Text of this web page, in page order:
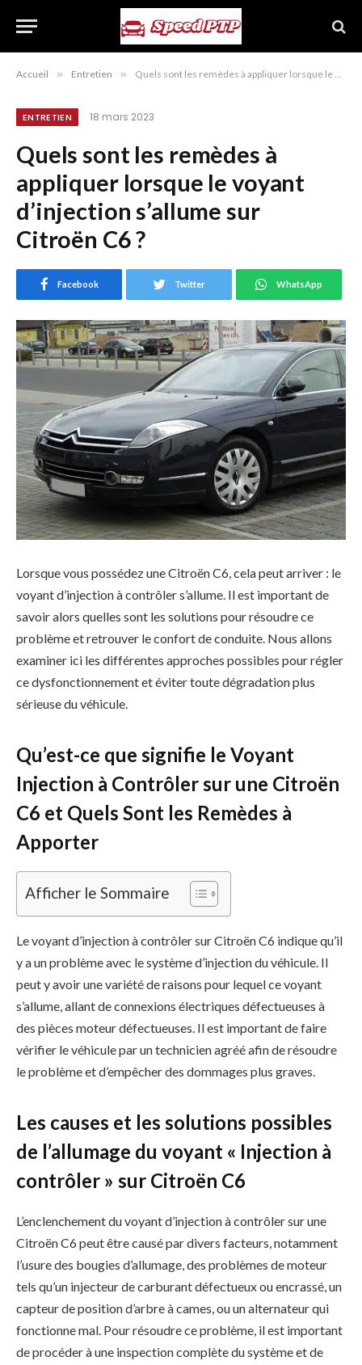
Accueil » Entretien » Quels sont les remèdes à appliquer lorsque le voyant d’injection s’allume sur Citroën C6 ?
ENTRETIEN 18 mars 2023
Quels sont les remèdes à
appliquer lorsque le voyant
d’injection s’allume sur
Citroën C6 ?
Facebook Twitter WhatsApp
Lorsque vous possédez une Citroën C6, cela peut arriver : le
voyant d’injection à contrôler s’allume. Il est important de
savoir alors quelles sont les solutions pour résoudre ce
problème et retrouver le confort de conduite. Nous allons
examiner ici les différentes approches possibles pour régler
ce dysfonctionnement et éviter toute dégradation plus
sérieuse du véhicule.
Qu’est-ce que signifie le Voyant
Injection à Contrôler sur une Citroën
C6 et Quels Sont les Remèdes à
Apporter
Afficher le Sommaire
Le voyant d’injection à contrôler sur Citroën C6 indique qu’il
y a un problème avec le système d’injection du véhicule. Il
peut y avoir une variété de raisons pour lequel ce voyant
s’allume, allant de connexions électriques défectueuses à
des pièces moteur défectueuses. Il est important de faire
vérifier le véhicule par un technicien agréé afin de résoudre
le problème et d’empêcher des dommages plus graves.
Les causes et les solutions possibles
de l’allumage du voyant « Injection à
contrôler » sur Citroën C6
L’enclenchement du voyant d’injection à contrôler sur une
Citroën C6 peut être causé par divers facteurs, notamment
l’usure des bougies d’allumage, des problèmes de moteur
tels qu’un injecteur de carburant défectueux ou encrassé, un
capteur de position d’arbre à cames, ou un alternateur qui
fonctionne mal. Pour résoudre ce problème, il est important
de procéder à une inspection complète du système et de